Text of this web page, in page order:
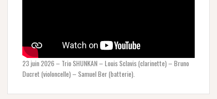
23 juin 2026 – Trio SHUNKAN – Louis Sclavis (clarinette) – Bruno
Ducret (violoncelle) – Samuel Ber (batterie).